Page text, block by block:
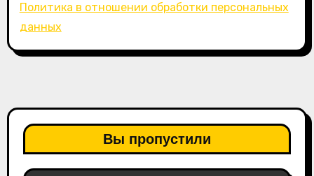
Политика в отношении обработки персональных
данных
Вы пропустили